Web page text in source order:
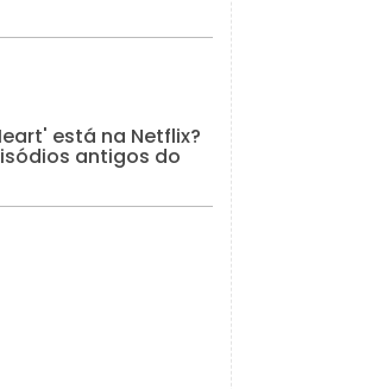
está na Netflix?
antigos do